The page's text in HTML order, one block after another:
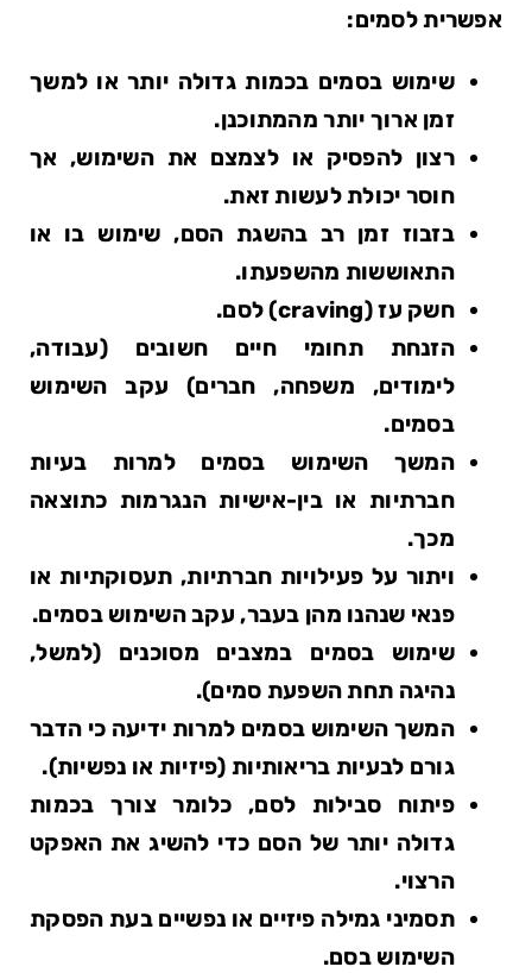
אפשרית לסמים:
שימוש בסמים בכמות גדולה יותר או למשך
זמן ארוך יותר מהמתוכנן.
רצון להפסיק או לצמצם את השימוש, אך
חוסר יכולת לעשות זאת.
בזבוז זמן רב בהשגת הסם, שימוש בו או
התאוששות מהשפעתו.
חשק עז (craving) לסם.
הזנחת תחומי חיים חשובים (עבודה,
לימודים, משפחה, חברים) עקב השימוש
בסמים.
המשך השימוש בסמים למרות בעיות
חברתיות או בין-אישיות הנגרמות כתוצאה
מכך.
ויתור על פעילויות חברתיות, תעסוקתיות או
פנאי שנהנו מהן בעבר, עקב השימוש בסמים.
שימוש בסמים במצבים מסוכנים (למשל,
נהיגה תחת השפעת סמים).
המשך השימוש בסמים למרות ידיעה כי הדבר
גורם לבעיות בריאותיות (פיזיות או נפשיות).
פיתוח סבילות לסם, כלומר צורך בכמות
גדולה יותר של הסם כדי להשיג את האפקט
הרצוי.
תסמיני גמילה פיזיים או נפשיים בעת הפסקת
השימוש בסם.